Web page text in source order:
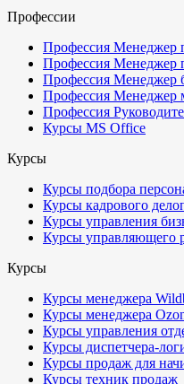
Профессии
Профессия Менеджер
Профессия Менеджер
Профессия Менеджер
Профессия Менеджер
Профессия
Курсы MS Office
Курсы
Курсы подбора
Курсы кадрового
Курсы управления
Курсы управляющего
Курсы
Курсы менеджера
Курсы менеджера
Курсы управления
Курсы диспетчера-
Курсы продаж для
Курсы техник продаж